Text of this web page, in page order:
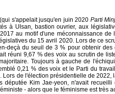
s'appelait jusqu'en juin 2020 Parti
à Ulsan, bastion ouvrier, aux
au motif d'une méconnaissance
du 15 avril 2020. Lors de ce
deçà du seuil de 3 % pour obtenir
réuni 9,67 % des voix au scrutin de
Toujours à gauche de
0,21 % des voix et le Parti du
Lors de l'élection présidentielle de 2022,
députée Kim Jae-yeon, n'avait
- alors que le féminisme est très